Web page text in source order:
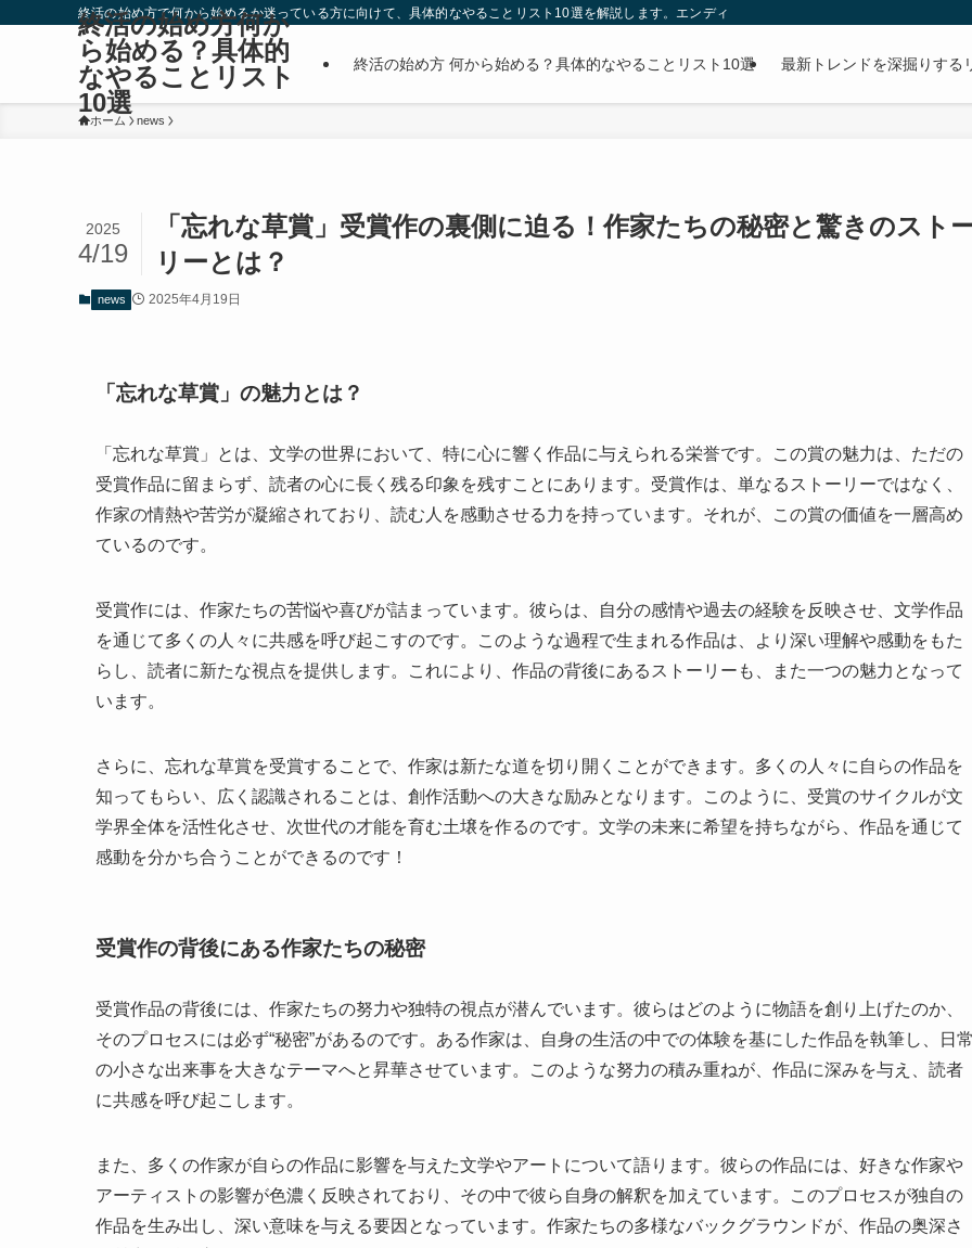
終活の始め方で何から始めるか迷っている方に向けて、具体的なやることリスト10選を解説します。エンディングノートの書き方から財産整理まで
終活の始め方何か
ら始める？具体的
なやることリスト
10選
終活の始め方 何から始める？具体的なやることリスト10選 最新トレンドを深掘りする
ホーム news
「忘れな草賞」受賞作の裏側に迫る！作家たちの秘密と驚きのスト
リーとは？
2025
4/19
news 2025年4月19日
「忘れな草賞」の魅力とは？
「忘れな草賞」とは、文学の世界において、特に心に響く作品に与えられる栄誉です。この賞の魅力は、ただの
受賞作品に留まらず、読者の心に長く残る印象を残すことにあります。受賞作は、単なるストーリーではなく、
作家の情熱や苦労が凝縮されており、読む人を感動させる力を持っています。それが、この賞の価値を一層高め
ているのです。
受賞作には、作家たちの苦悩や喜びが詰まっています。彼らは、自分の感情や過去の経験を反映させ、文学作品
を通じて多くの人々に共感を呼び起こすのです。このような過程で生まれる作品は、より深い理解や感動をもた
らし、読者に新たな視点を提供します。これにより、作品の背後にあるストーリーも、また一つの魅力となって
います。
さらに、忘れな草賞を受賞することで、作家は新たな道を切り開くことができます。多くの人々に自らの作品を
知ってもらい、広く認識されることは、創作活動への大きな励みとなります。このように、受賞のサイクルが文
学界全体を活性化させ、次世代の才能を育む土壌を作るのです。文学の未来に希望を持ちながら、作品を通じて
感動を分かち合うことができるのです！
受賞作の背後にある作家たちの秘密
受賞作品の背後には、作家たちの努力や独特の視点が潜んでいます。彼らはどのように物語を創り上げたのか、
そのプロセスには必ず“秘密”があるのです。ある作家は、自身の生活の中での体験を基にした作品を執筆し、日
の小さな出来事を大きなテーマへと昇華させています。このような努力の積み重ねが、作品に深みを与え、読者
に共感を呼び起こします。
また、多くの作家が自らの作品に影響を与えた文学やアートについて語ります。彼らの作品には、好きな作家や
アーティストの影響が色濃く反映されており、その中で彼ら自身の解釈を加えています。このプロセスが独自の
作品を生み出し、深い意味を与える要因となっています。作家たちの多様なバックグラウンドが、作品の奥深さ